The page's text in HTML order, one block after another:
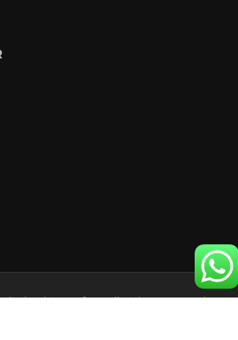
Clembing Safety. All Rights Reserved.